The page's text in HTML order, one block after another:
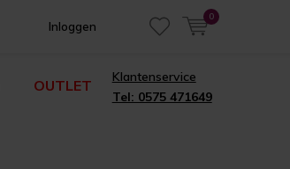
Inloggen
0
OUTLET
Klantenservice
Tel: 0575 471649